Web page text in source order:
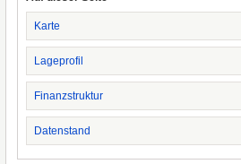
Karte
Lageprofil
Finanzstruktur
Datenstand